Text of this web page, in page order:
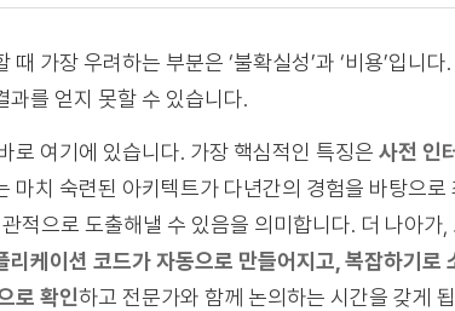
때 가장 우려하는 부분은 ‘불확실성’과 ‘비용’입니
를 얻지 못할 수 있습니다.
로 여기에 있습니다. 가장 핵심적인 특징은 사전 인
마치 숙련된 아키텍트가 다년간의 경험을 바탕으
적으로 도출해낼 수 있음을 의미합니다. 더 나아가,
리케이션 코드가 자동으로 만들어지고, 복잡하기로
로 확인하고 전문가와 함께 논의하는 시간을 갖게